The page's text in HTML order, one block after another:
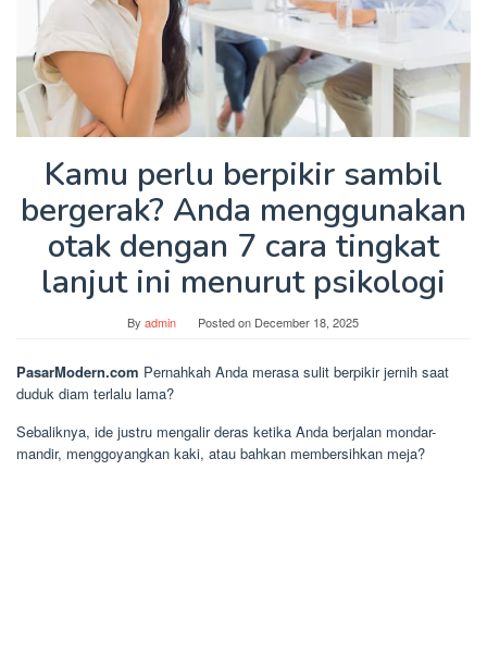
Kamu perlu berpikir sambil
bergerak? Anda menggunakan
otak dengan 7 cara tingkat
lanjut ini menurut psikologi
Byadmin Posted on December 18, 2025
PasarModern.com Pernahkah Anda merasa sulit berpikir jernih saat
duduk diam terlalu lama?
Sebaliknya, ide justru mengalir deras ketika Anda berjalan mondar-
mandir, menggoyangkan kaki, atau bahkan membersihkan meja?